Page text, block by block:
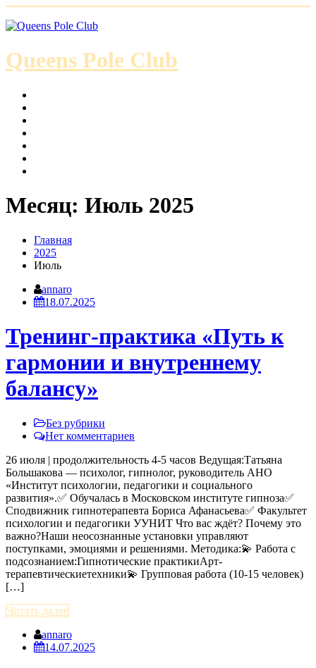
Skip
content
Queens Pole Club
Месяц: Июль 2025
Главная
2025
Июль
annaro
18.07.2025
Тренинг-практика «Путь к
гармонии и внутреннему
балансу»
Без рубрики
Нет комментариев
26 июля | продолжительность 4-5 часов Ведущая:Татьяна
Большакова — психолог, гипнолог, руководитель АНО
«Институт психологии, педагогики и социального
развития».✅ Обучалась в Московском институте гипноза✅
Сподвижник гипнотерапевта Бориса Афанасьева✅ Факультет
психологии и педагогики УУНИТ Что вас ждёт? Почему это
важно?Наши неосознанные установки управляют
поступками, эмоциями и решениями. Методика:💫 Работа с
подсознанием:Гипнотические практикиАрт-
терапевтическиетехники💫 Групповая работа (10-15 человек)
[…]
Читать далее
annaro
14.07.2025